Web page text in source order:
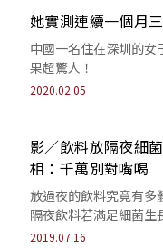
她實測連續一個月
中國一名住在深圳的
果超驚人！
2020.02.05
影／飲料放隔夜細
相：千萬別對嘴喝
放過夜的飲料究竟有多
隔夜飲料若滿足細菌生
果民眾仍飲用，恐會造
2019.07.16